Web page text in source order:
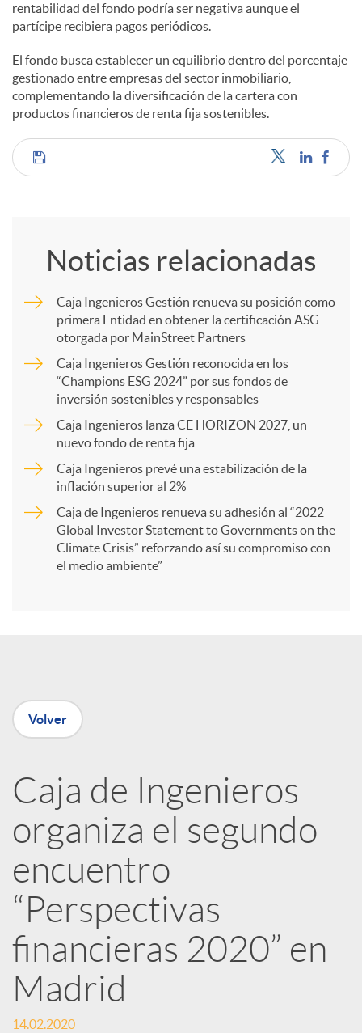
rentabilidad del fondo podría ser negativa aunque el
partícipe recibiera pagos periódicos.
El fondo busca establecer un equilibrio dentro del porcentaje
gestionado entre empresas del sector inmobiliario,
complementando la diversificación de la cartera con
productos financieros de renta fija sostenibles.
C
m
r
n
R
e
d
e
s
S
Noticias relacionadas
Caja Ingenieros Gestión renueva su posición como
primera Entidad en obtener la certificación ASG
otorgada por MainStreet Partners
Caja Ingenieros Gestión reconocida en los
“Champions ESG 2024” por sus fondos de
inversión sostenibles y responsables
Caja Ingenieros lanza CE HORIZON 2027, un
nuevo fondo de renta fija
Caja Ingenieros prevé una estabilización de la
inflación superior al 2%
Caja de Ingenieros renueva su adhesión al “2022
Global Investor Statement to Governments on the
Climate Crisis” reforzando así su compromiso con
el medio ambiente”
Volver
Caja de Ingenieros
organiza el segundo
encuentro
“Perspectivas
financieras 2020” en
Madrid
14.02.2020